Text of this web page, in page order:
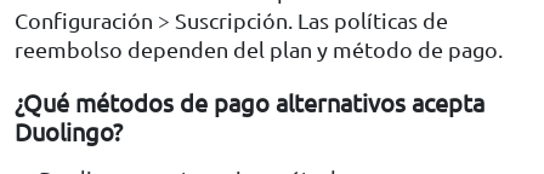
Configuración > Suscripción. Las políticas de
reembolso dependen del plan y método de pago.
¿Qué métodos de pago alternativos acepta
Duolingo?